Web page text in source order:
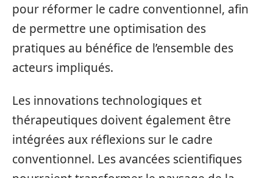
pour réformer le cadre conventionnel, afin
de permettre une optimisation des
pratiques au bénéfice de l’ensemble des
acteurs impliqués.
Les innovations technologiques et
thérapeutiques doivent également être
intégrées aux réflexions sur le cadre
conventionnel. Les avancées scientifiques